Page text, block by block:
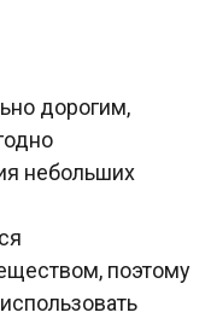
дорогим,
небольших
поэтому